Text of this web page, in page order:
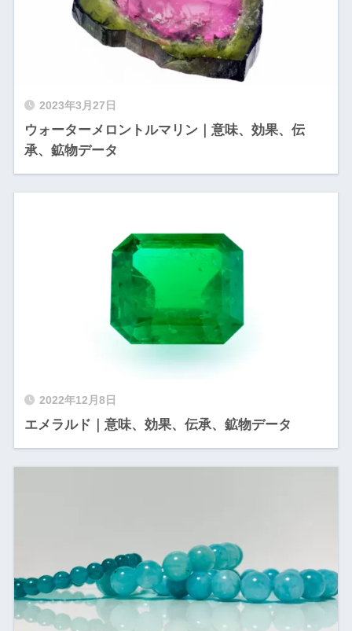
2023年3月27日
ウォーターメロントルマリン｜意味、効果、伝
承、鉱物データ
2022年12月8日
エメラルド｜意味、効果、伝承、鉱物データ